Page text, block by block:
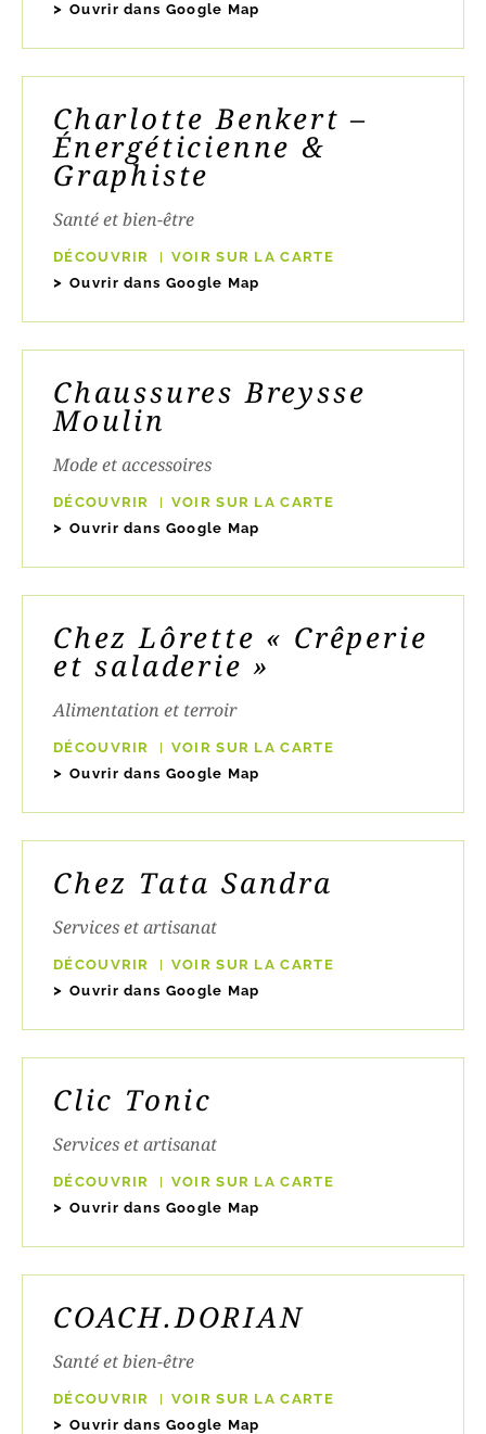
Ouvrir dans Google Map
Charlotte Benkert –
Énergéticienne &
Graphiste
Santé et bien-être
DÉCOUVRIR
VOIR SUR LA CARTE
Ouvrir dans Google Map
Chaussures Breysse
Moulin
Mode et accessoires
DÉCOUVRIR
VOIR SUR LA CARTE
Ouvrir dans Google Map
Chez Lôrette « Crêperie
et saladerie »
Alimentation et terroir
DÉCOUVRIR
VOIR SUR LA CARTE
Ouvrir dans Google Map
Chez Tata Sandra
Services et artisanat
DÉCOUVRIR
VOIR SUR LA CARTE
Ouvrir dans Google Map
Clic Tonic
Services et artisanat
DÉCOUVRIR
VOIR SUR LA CARTE
Ouvrir dans Google Map
COACH.DORIAN
Santé et bien-être
DÉCOUVRIR
VOIR SUR LA CARTE
Ouvrir dans Google Map